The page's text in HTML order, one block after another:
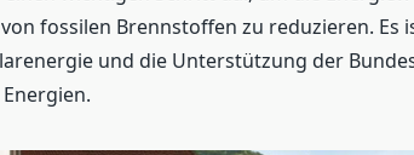
fossilen Brennstoffen zu reduzieren. Es
und die Unterstützung der